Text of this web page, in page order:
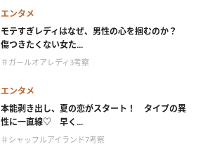
エンタメ
モテすぎレディはなぜ、男性の心を掴むのか？
傷つきたくない女た...
＃ガールオアレディ3考察
エンタメ
本能剥き出し、夏の恋がスタート！ タイプの異
性に一直線♡ 早く...
＃シャッフルアイランド7考察